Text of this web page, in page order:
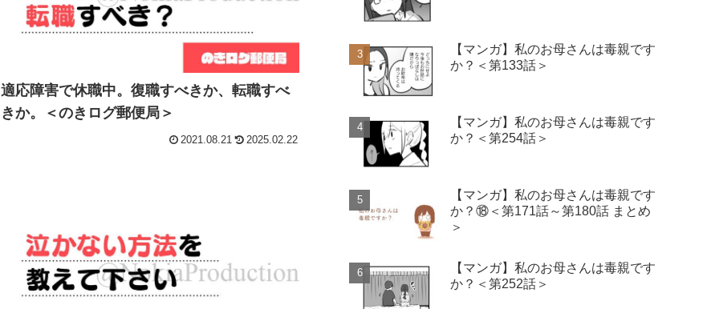
適応障害で休職中。復職すべきか、転職すべ
きか。＜のきログ郵便局＞
2021.08.21 2025.02.22
【マンガ】私のお母さんは毒親です
か？＜第133話＞
【マンガ】私のお母さんは毒親です
か？＜第254話＞
【マンガ】私のお母さんは毒親です
か？⑱＜第171話～第180話 まとめ
＞
【マンガ】私のお母さんは毒親です
か？＜第252話＞